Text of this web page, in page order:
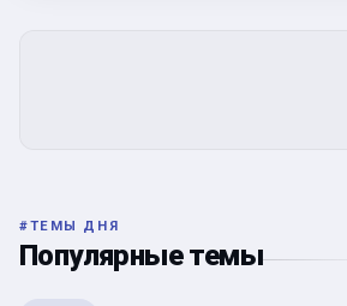
#ТЕМЫ ДНЯ
Популярные темы